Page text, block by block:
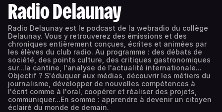
Radio Delaunay
Radio Delaunay est le podcast de la webradio du collège
Delaunay. Vous y retrouverez des émissions et des
chroniques entièrement conçues, écrites et animées par
les élèves du club radio. Au programme : des débats de
société, des points culture, des critiques gastronomiques
sur...la cantine, l'analyse de l'actualité internationale...
Objectif ? S'éduquer aux médias, découvrir les métiers du
journalisme, développer de nouvelles compétences à
l'écrit comme à l'oral, coopérer et réaliser des projets,
communiquer...En somme : apprendre à devenir un citoyen
éclairé du monde de demain.